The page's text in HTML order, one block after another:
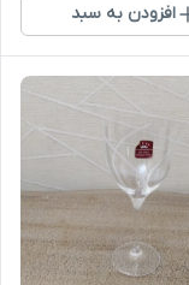
افزودن به سبد